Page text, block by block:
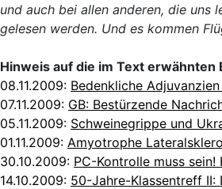
und auch bei allen anderen, die uns
gelesen werden. Und es kommen
Hinweis auf die im Text erwähnten
08.11.2009: Bedenkliche
07.11.2009: GB: Bestürzende
05.11.2009: Schweinegrippe und
01.11.2009: Amyotrophe
30.10.2009: PC-Kontrolle muss
14.10.2009: 50-Jahre-Klassentreff